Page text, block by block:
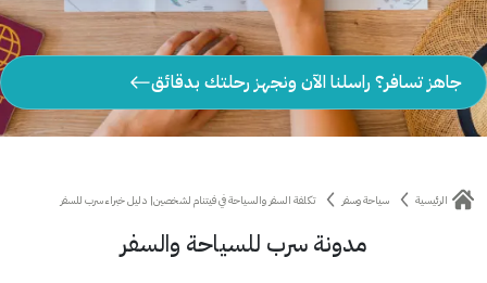
جاهز تسافر؟ راسلنا الآن ونجهز رحلتك بدقائق
الرئيسية سياحة وسفر تكلفة السفر والسياحة في فيتنام لشخصين| دليل خبراء سرب للسفر
مدونة سرب للسياحة والسفر